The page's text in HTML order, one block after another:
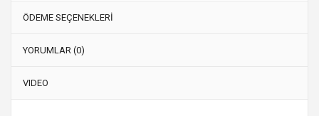
ÖDEME SEÇENEKLERİ
YORUMLAR (0)
VIDEO